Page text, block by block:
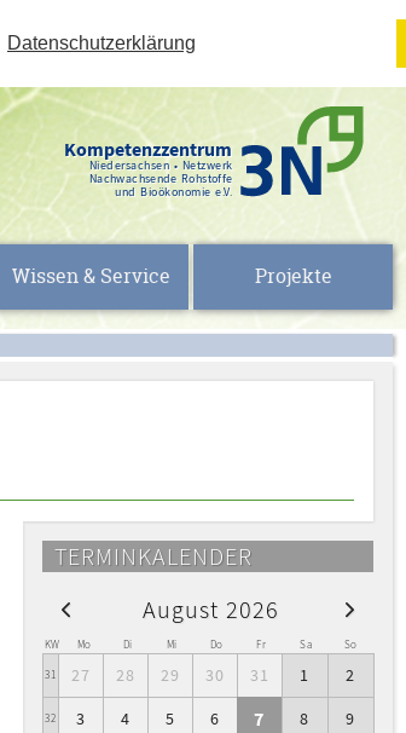
Datenschutzerklärung
Kompetenzzentrum
Niedersachsen • Netzwerk
Nachwachsende Rohstoffe
und Bioökonomie e.V.
Wissen & Service Projekte
TERMINKALENDER
August 2026
KW Mo Di Mi Do Fr Sa So
31 27 28 29 30 31 1 2
32 3 4 5 6 7 8 9